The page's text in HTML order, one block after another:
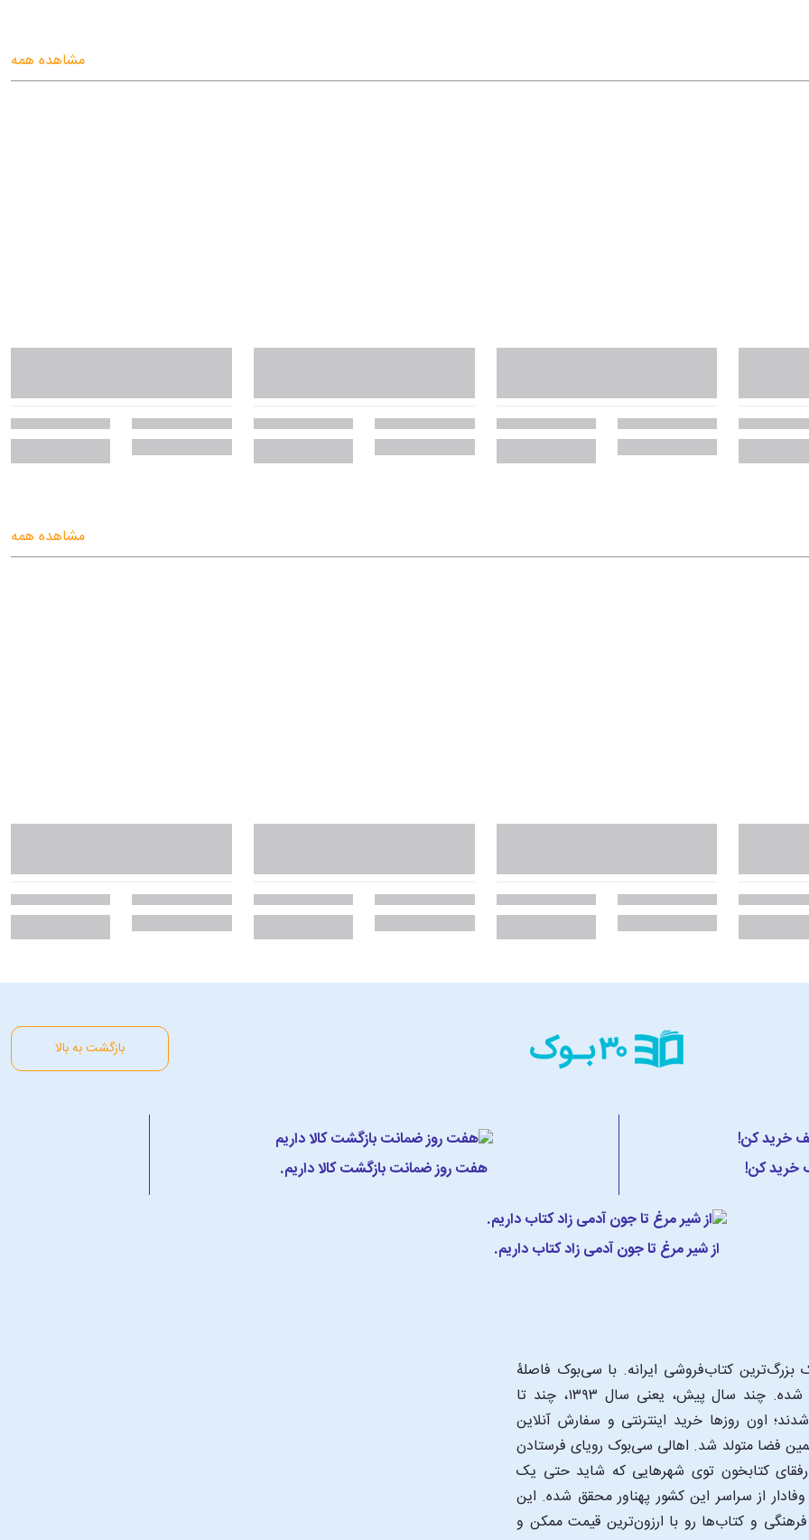
مشاهده همه
مشاهده همه
بازگشت به بالا
خرید کن! هفت روز ضمانت بازگشت کالا داریم.
از شیر مرغ تا جون آدمی زاد کتاب داریم.
کتاب‌فروشی ایرانه. با سی‌بوک فاصلۀ
شما تا یک کتابفروشی بزرگ و پروپیمون تنها به اندازۀ یک کلیک شده. چند سال پیش، یعنی سال ۱۳۹۳، چند تا
اون‌ روزها خرید اینترنتی و سفارش آنلاین
فضا متولد شد. اهالی سی‌بوک رویای فرستادن
رفقای کتابخون توی شهرهایی که شاید حتی یک
از سراسر این کشور پهناور محقق شده. این
فرهنگی و کتاب‌ها رو با ارزون‌ترین قیمت ممکن و